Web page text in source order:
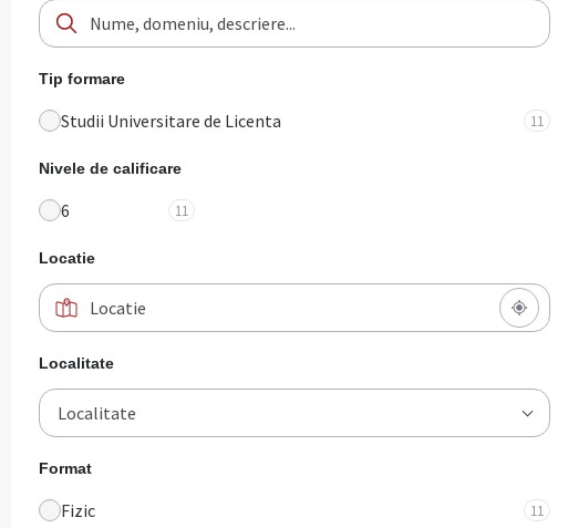
Tip formare
Studii Universitare de Licenta 11
Nivele de calificare
6 11
Locatie
Localitate
Localitate
Format
Fizic 11